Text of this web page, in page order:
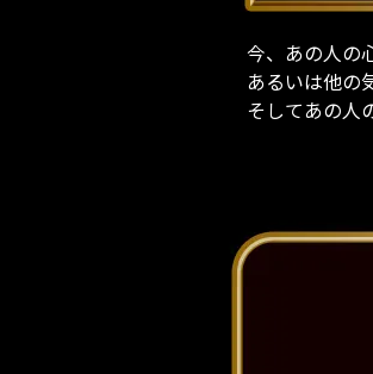
今、あの人の
あるいは他の
そしてあの人